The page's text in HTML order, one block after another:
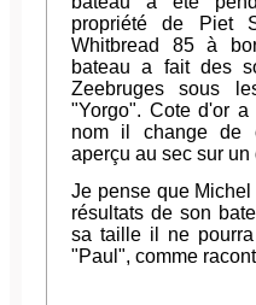
propriété de Piet
Whitbread 85 à
bateau a fait des
Zeebruges sous
"Yorgo". Cote d'or
nom il change de
aperçu au sec sur
Je pense que
résultats de son
sa taille il ne
"Paul", comme